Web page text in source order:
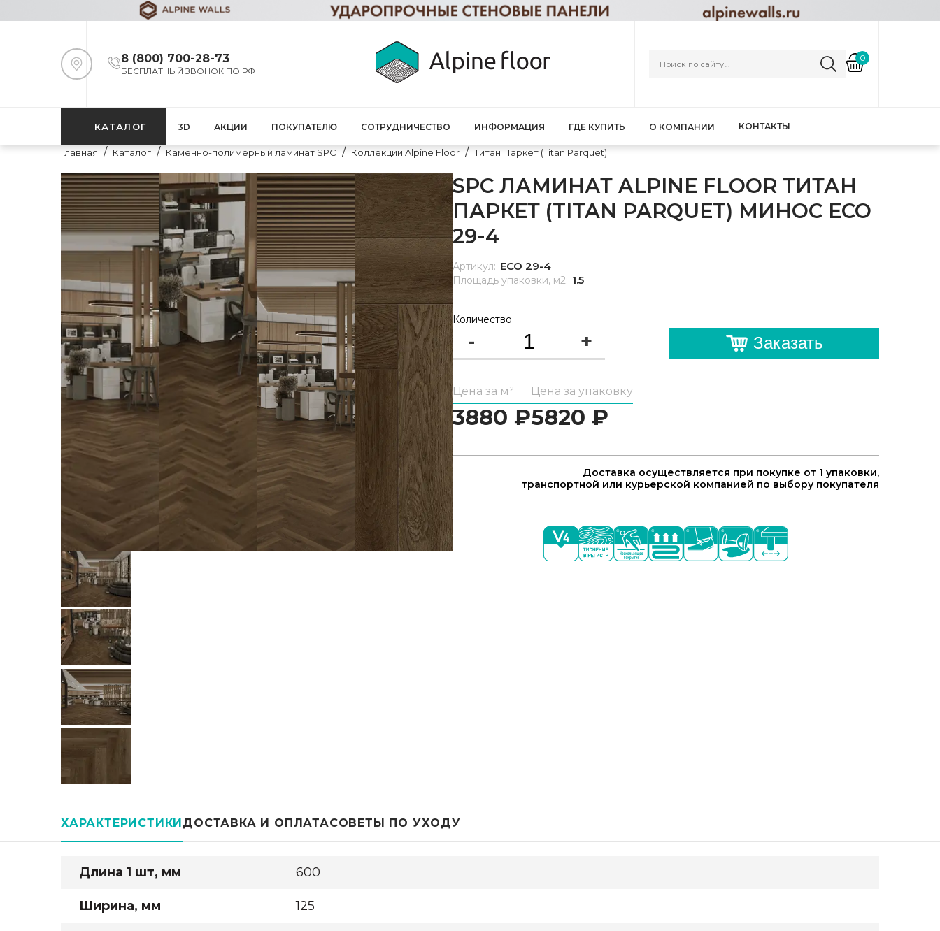
8 (800) 700-28-73
БЕСПЛАТНЫЙ ЗВОНОК ПО РФ
0
КАТАЛОГ 3D АКЦИИ ПОКУПАТЕЛЮ СОТРУДНИЧЕСТВО ИНФОРМАЦИЯ ГДЕ КУПИТЬ О КОМПАНИИ КОНТАКТЫ
Главная Каталог Каменно-полимерный ламинат SPC Коллекции Alpine Floor Титан Паркет (Titan Parquet)
SPC ЛАМИНАТ ALPINE FLOOR ТИТАН
ПАРКЕТ (TITAN PARQUET) МИНОС ЕСО
29-4
Артикул: ЕСО 29-4
Площадь упаковки, м2: 1.5
Количество
- + Заказать
Цена за м²
3880 ₽
Цена за упаковку
5820 ₽
Доставка осуществляется при покупке от 1 упаковки,
транспортной или курьерской компанией по выбору покупателя
ХАРАКТЕРИСТИКИДОСТАВКА И ОПЛАТАСОВЕТЫ ПО УХОДУ
Длина 1 шт, мм 600
Ширина, мм 125